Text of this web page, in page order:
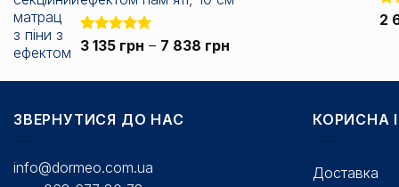
Оцінено в
з 5
3 135 грн – 7 838 грн
від
2
ЗВЕРНУТИСЯ ДО НАС
info@dormeo.com.ua
КОРИСНА
Доставка